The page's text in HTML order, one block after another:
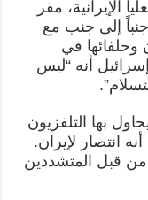
الإيرانية، مقر
جنباً إلى جنب مع
وحلفائها في
أنه “ليس
بها التلفزيون
انتصار لإيران.
من قبل المتشددين